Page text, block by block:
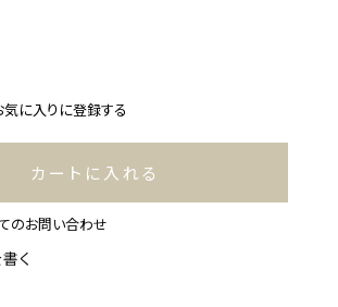
気に入りに登録する
カートに入れる
のお問い合わせ
く